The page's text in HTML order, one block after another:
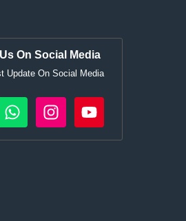
On Social Media
Update On Social Media